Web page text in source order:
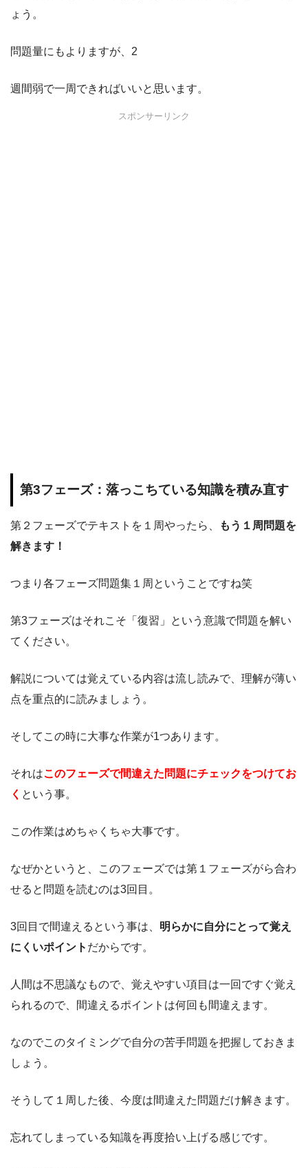
ょう。
問題量にもよりますが、2
週間弱で一周できればいいと思います。
スポンサーリンク
第3フェーズ：落っこちている知識を積み直す
第２フェーズでテキストを１周やったら、
もう１周問題を
解きます！
つまり各フェーズ問題集１周ということですね笑
第3フェーズはそれこそ「復習」という意識で問題を解い
てください。
解説については覚えている内容は流し読みで、理解が薄い
点を重点的に読みましょう。
そしてこの時に大事な作業が1つあります。
それはこのフェーズで間違えた問題にチェックをつけてお
く という事。
この作業はめちゃくちゃ大事です。
なぜかというと、このフェーズでは第１フェーズがら合わ
せると問題を読むのは3回目。
3回目で間違えるという事は、 明らかに自分にとって覚え
にくいポイント だからです。
人間は不思議なもので、覚えやすい項目は一回ですぐ覚え
られるので、間違えるポイントは何回も間違えます。
なのでこのタイミングで自分の苦手問題を把握しておきま
しょう。
そうして１周した後、今度は間違えた問題だけ解きます。
忘れてしまっている知識を再度拾い上げる感じです。